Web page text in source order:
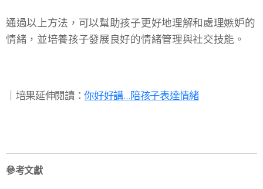
通過以上方法，可以幫助孩子更好地理解和處理嫉妒的
情緒，並培養孩子發展良好的情緒管理與社交技能。
​｜培果延伸閱讀：你好好講…陪孩子表達情緒
參考文獻